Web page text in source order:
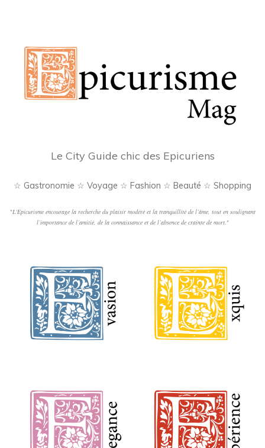
Le City Guide chic des Epicuriens
☆ Gastronomie ☆ Voyage ☆ Fashion ☆ Beauté ☆ Shopping
"L'Epicurisme encourage la recherche du plaisir modéré et la tranquillité de l’âme, tout en soulignant
l’importance de l’amitié, de la connaissance et de l’absence de crainte de mort. "